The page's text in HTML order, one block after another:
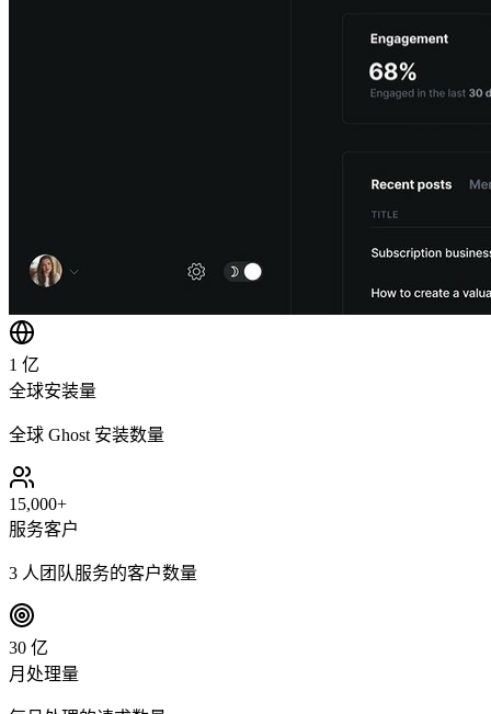
1 亿
全球安装量
全球 Ghost 安装数量
15,000+
服务客户
3 人团队服务的客户数量
30 亿
月处理量